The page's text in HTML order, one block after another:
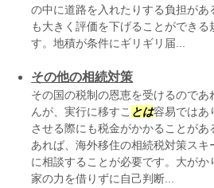
の中に道路を入れたりする負担があ
も大きく評価を下げることができ
す。地積が条件にギリギリ届...
その他の相続対策
その国の税制の恩恵を受けるので
んが、実行に移すこ とは容易ではあ
させる際にも税金がかかることが
あれば、海外移住の相続税対策ス
に相談することが必要です。大が
家の力を借りずに自己判断...